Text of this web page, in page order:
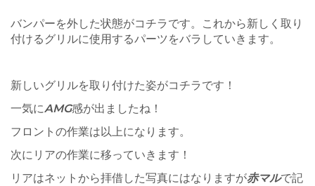
バンパーを外した状態がコチラです。これから新しく取り
付けるグリルに使用するパーツをバラしていきます。
新しいグリルを取り付けた姿がコチラです！
一気にAMG感が出ましたね！
フロントの作業は以上になります。
次にリアの作業に移っていきます！
リアはネットから拝借した写真にはなりますが赤マルで記